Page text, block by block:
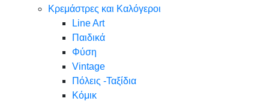
Κρεμάστρες και Καλόγεροι
Line Art
Παιδικά
Φύση
Vintage
Πόλεις -Ταξίδια
Κόμικ